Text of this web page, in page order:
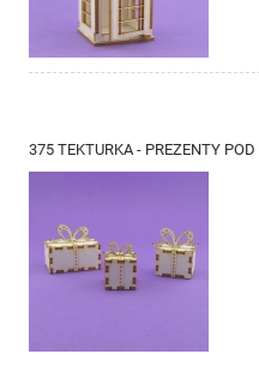
375 TEKTURKA - PREZENTY